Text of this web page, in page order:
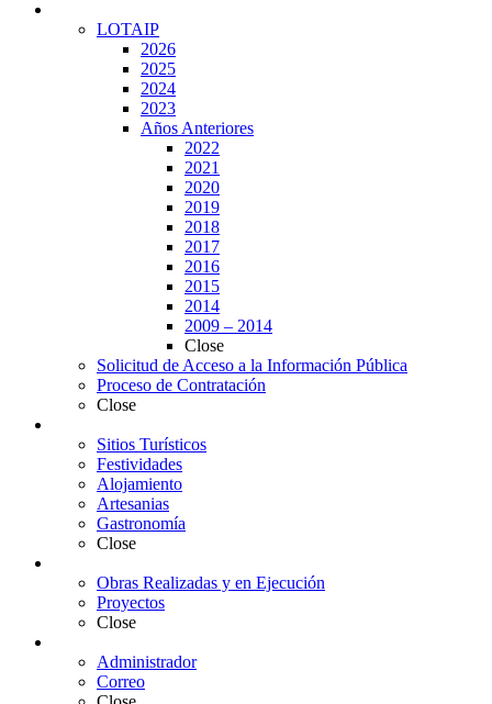
LOTAIP
2026
2025
2024
2023
Años Anteriores
2022
2021
2020
2019
2018
2017
2016
2015
2014
2009 – 2014
Close
Solicitud de Acceso a la Información Pública
Proceso de Contratación
Close
Sitios Turísticos
Festividades
Alojamiento
Artesanias
Gastronomía
Close
Obras Realizadas y en Ejecución
Proyectos
Close
Administrador
Correo